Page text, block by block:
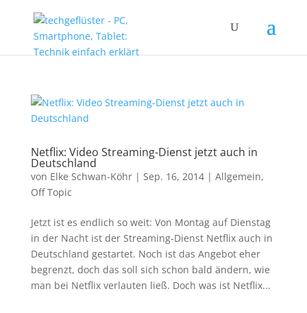
Netflix: Video Streaming-Dienst jetzt auch in
Deutschland
von Elke Schwan-Köhr| Sep. 16, 2014| Allgemein,
Off Topic
Jetzt ist es endlich so weit: Von Montag auf Dienstag
in der Nacht ist der Streaming-Dienst Netflix auch in
Deutschland gestartet. Noch ist das Angebot eher
begrenzt, doch das soll sich schon bald ändern, wie
man bei Netflix verlauten ließ. Doch was ist Netflix...